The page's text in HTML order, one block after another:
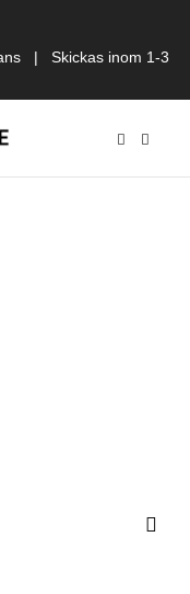
| Skickas inom 1-3